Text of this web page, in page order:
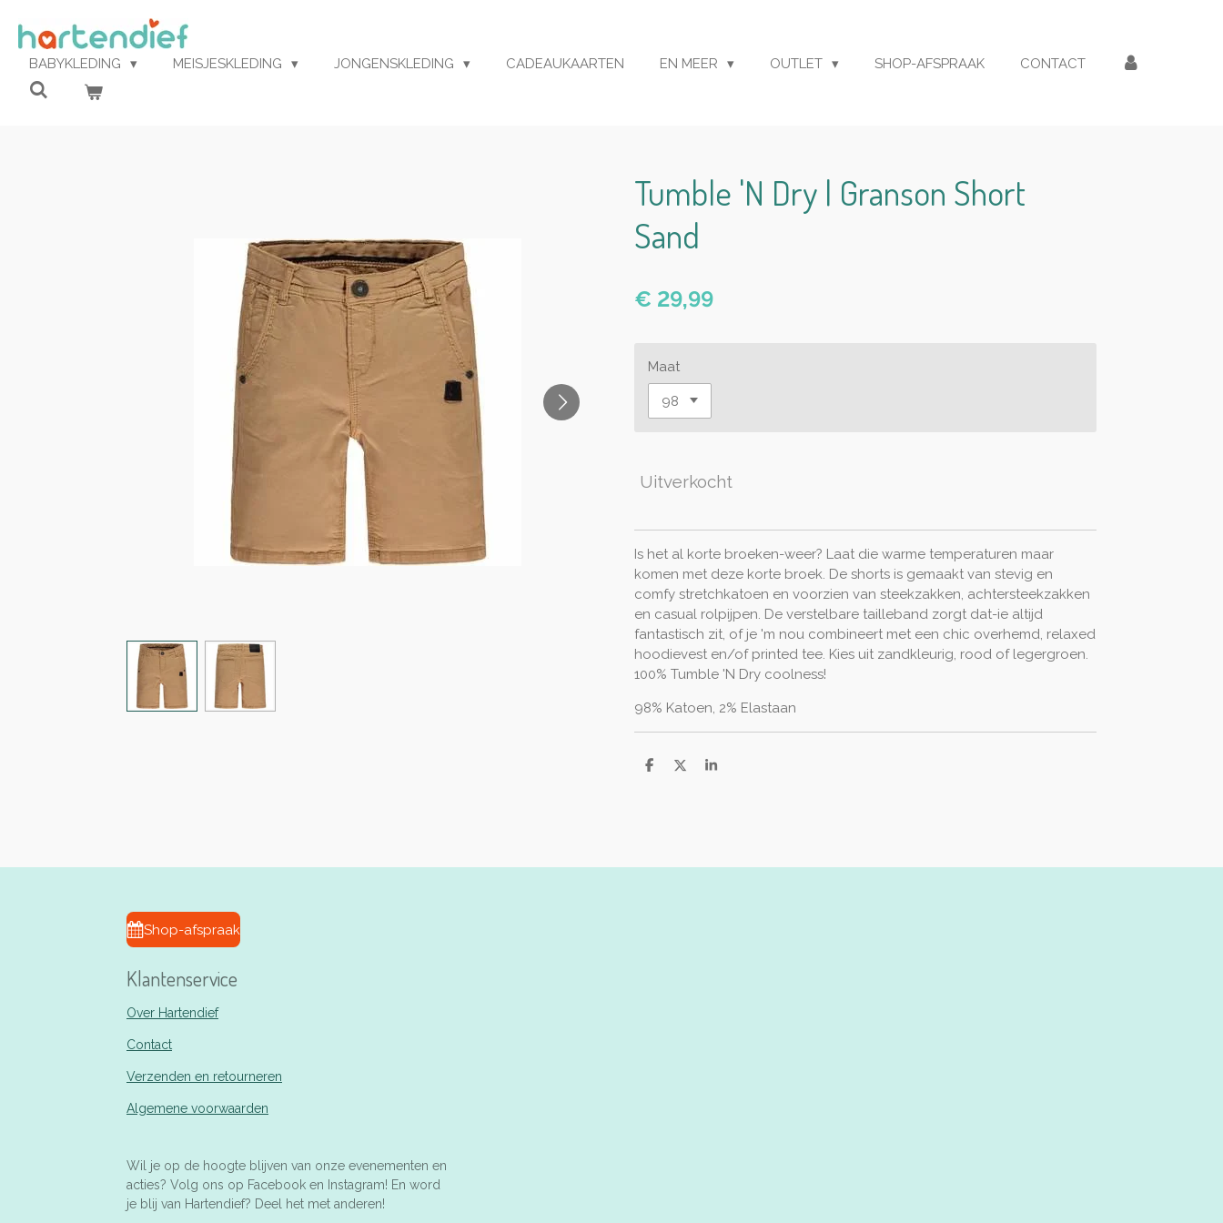
direct
naar
hoofdinhoud
BABYKLEDING MEISJESKLEDING JONGENSKLEDING CADEAUKAARTEN EN MEER OUTLET SHOP-AFSPRAAK CONTACT
Tumble 'N Dry | Granson Short
Sand
€ 29,99
Maat
Uitverkocht
Is het al korte broeken-weer? Laat die warme temperaturen maar
komen met deze korte broek. De shorts is gemaakt van stevig en
comfy stretchkatoen en voorzien van steekzakken, achtersteekzakken
en casual rolpijpen. De verstelbare tailleband zorgt dat-ie altijd
fantastisch zit, of je 'm nou combineert met een chic overhemd, relaxed
hoodievest en/of printed tee. Kies uit zandkleurig, rood of legergroen.
100% Tumble 'N Dry coolness!
98% Katoen, 2% Elastaan
D
D
S
Shop-afspraak
Klantenservice
Over Hartendief
Contact
Verzenden en retourneren
Algemene voorwaarden
Wil je op de hoogte blijven van onze evenementen en
acties? Volg ons op Facebook en Instagram! En word
je blij van Hartendief? Deel het met anderen!